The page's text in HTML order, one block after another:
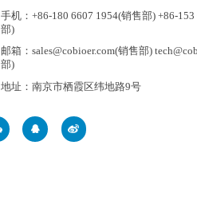
手机：+86-180 6607 1954(销售部) +86-
部)
邮箱：sales@cobioer.com(销售部)
部)
地址：南京市栖霞区纬地路9号